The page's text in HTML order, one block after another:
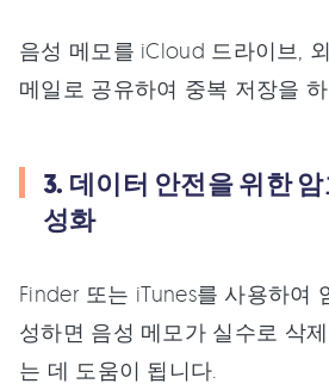
음성 메모를 iCloud 드라이브,
메일로 공유하여 중복 저장을
3. 데이터 안전을 위한
성화
Finder 또는 iTunes를 사용하여
성하면 음성 메모가 실수로 삭
는 데 도움이 됩니다.